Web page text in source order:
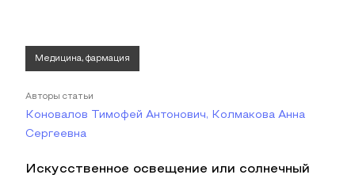
Медицина, фармация
Авторы статьи
Коновалов Тимофей Антонович, Колмакова Анна
Сергеевна
Искусственное освещение или солнечный